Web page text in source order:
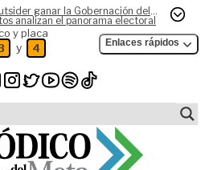
ganar la Gobernación del
analizan el panorama electoral
y placa
y 4 Enlaces rápidos